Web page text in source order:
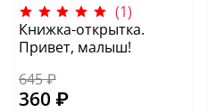
(1)
Книжка-открытка.
Привет, малыш!
645 ₽
360 ₽